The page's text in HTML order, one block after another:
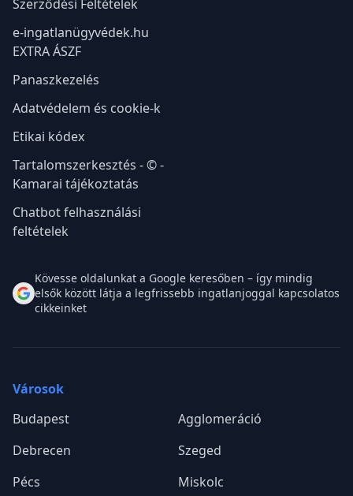
Szerződési Feltételek
e-ingatlanügyvédek.hu
EXTRA ÁSZF
Panaszkezelés
Adatvédelem és cookie-k
Etikai kódex
Tartalomszerkesztés - © -
Kamarai tájékoztatás
Chatbot felhasználási
feltételek
Kövesse oldalunkat a Google keresőben – így mindig
elsők között látja a legfrissebb ingatlanjoggal kapcsolatos
cikkeinket
Városok
Budapest
Agglomeráció
Debrecen
Szeged
Pécs
Miskolc